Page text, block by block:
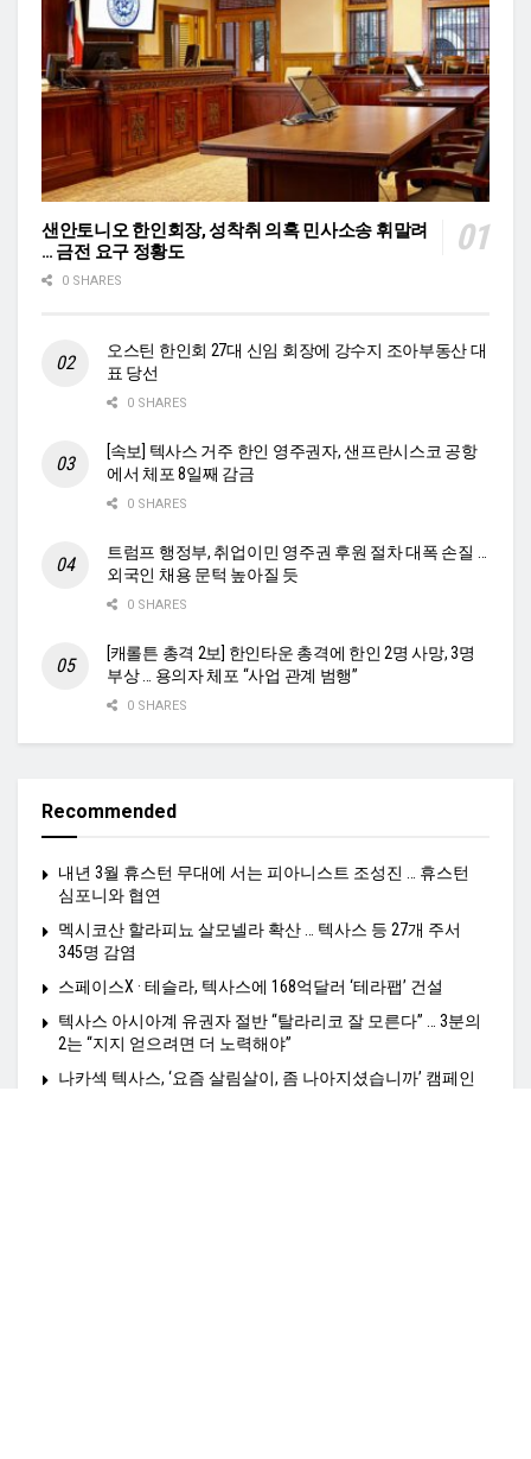
샌안토니오 한인회장, 성착취 의혹 민사소송 휘말려
… 금전 요구 정황도
0 SHARES
오스틴 한인회 27대 신임 회장에 강수지 조아부동산 대
표 당선
0 SHARES
[속보] 텍사스 거주 한인 영주권자, 샌프란시스코 공항
에서 체포 8일째 감금
0 SHARES
트럼프 행정부, 취업이민 영주권 후원 절차 대폭 손질 …
외국인 채용 문턱 높아질 듯
0 SHARES
[캐롤튼 총격 2보] 한인타운 총격에 한인 2명 사망, 3명
부상 … 용의자 체포 “사업 관계 범행”
0 SHARES
Recommended
내년 3월 휴스턴 무대에 서는 피아니스트 조성진 … 휴스턴
심포니와 협연
멕시코산 할라피뇨 살모넬라 확산 … 텍사스 등 27개 주서
345명 감염
스페이스X · 테슬라, 텍사스에 168억달러 ‘테라팹’ 건설
텍사스 아시아계 유권자 절반 “탈라리코 잘 모른다” … 3분의
2는 “지지 얻으려면 더 노력해야”
나카섹 텍사스, ‘요즘 살림살이, 좀 나아지셨습니까’ 캠페인